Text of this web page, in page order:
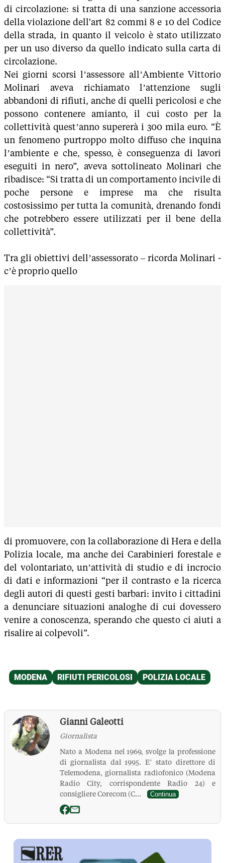
di circolazione: si tratta di una sanzione accessoria
della violazione dell'art 82 commi 8 e 10 del Codice
della strada, in quanto il veicolo è stato utilizzato
per un uso diverso da quello indicato sulla carta di
circolazione.
Nei giorni scorsi l’assessore all’Ambiente Vittorio
Molinari aveva richiamato l’attenzione sugli
abbandoni di rifiuti, anche di quelli pericolosi e che
possono contenere amianto, il cui costo per la
collettività quest’anno supererà i 300 mila euro. “È
un fenomeno purtroppo molto diffuso che inquina
l’ambiente e che, spesso, è conseguenza di lavori
eseguiti in nero”, aveva sottolineato Molinari che
ribadisce: “Si tratta di un comportamento incivile di
poche persone e imprese ma che risulta
costosissimo per tutta la comunità, drenando fondi
che potrebbero essere utilizzati per il bene della
collettività”.
Tra gli obiettivi dell’assessorato – ricorda Molinari -
c’è proprio quello
di promuovere, con la collaborazione di Hera e della
Polizia locale, ma anche dei Carabinieri forestale e
del volontariato, un’attività di studio e di incrocio
di dati e informazioni “per il contrasto e la ricerca
degli autori di questi gesti barbari: invito i cittadini
a denunciare situazioni analoghe di cui dovessero
venire a conoscenza, sperando che questo ci aiuti a
risalire ai colpevoli”.
Gianni Galeotti
Giornalista
Nato a Modena nel 1969, svolge la professione
di giornalista dal 1995. E’ stato direttore di
Telemodena, giornalista radiofonico (Modena
Radio City, corrispondente Radio 24) e
consigliere Corecom (C...
Continua
La Pressa